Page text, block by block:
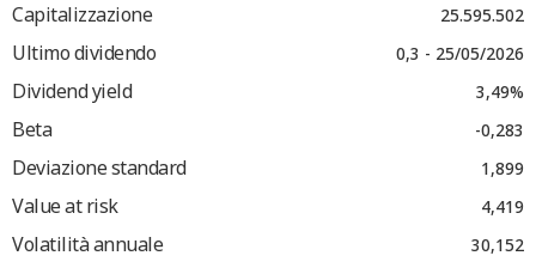
Capitalizzazione
25.595.502
Ultimo dividendo 0,3 - 25/05/2026
Dividend yield 3,49%
Beta -0,283
Deviazione standard 1,899
Value at risk 4,419
Volatilità annuale 30,152